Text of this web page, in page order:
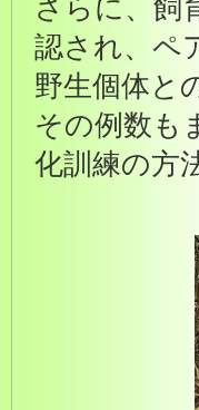
さらに、飼
認され、ペ
野生個体と
その例数も
化訓練の方